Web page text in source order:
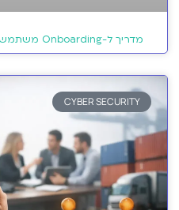
מדריך ל-Onboarding משתמשים חדשים בלי סיכוני אבטחה
CYBER SECURITY